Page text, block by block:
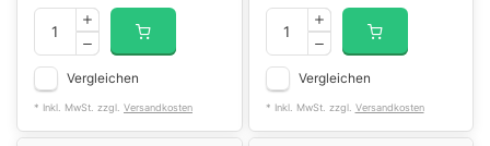
Vergleichen
* Inkl. MwSt. zzgl. Versandkosten
Vergleichen
* Inkl. MwSt. zzgl. Versandkosten